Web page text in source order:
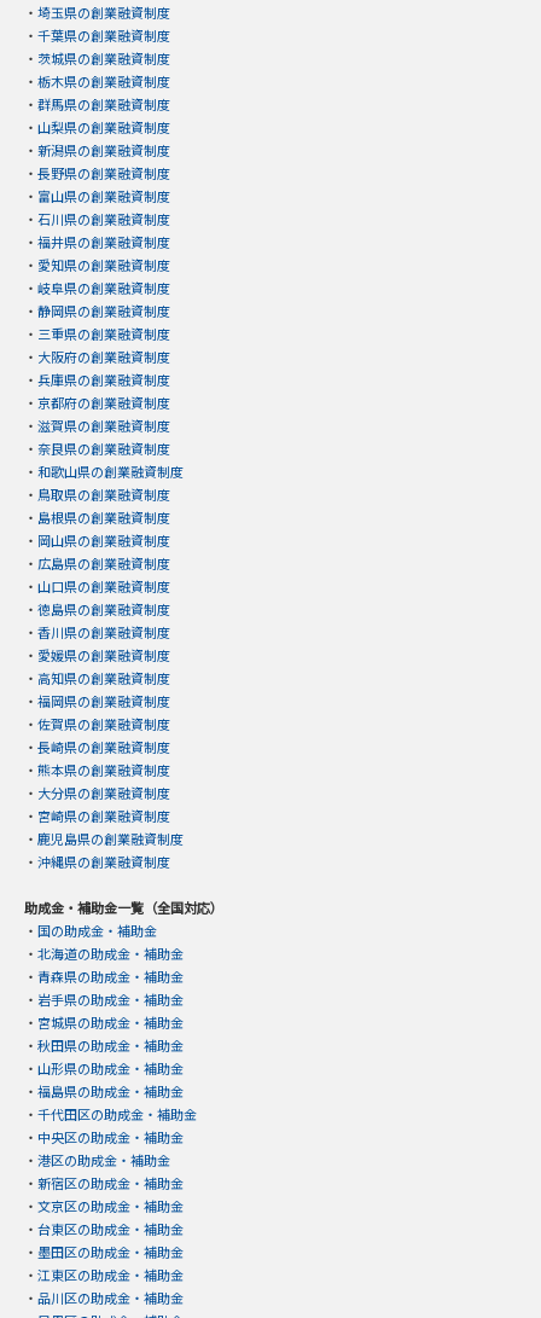
・ 埼玉県の創業融資制度
・ 千葉県の創業融資制度
・ 茨城県の創業融資制度
・ 栃木県の創業融資制度
・ 群馬県の創業融資制度
・ 山梨県の創業融資制度
・ 新潟県の創業融資制度
・ 長野県の創業融資制度
・ 富山県の創業融資制度
・ 石川県の創業融資制度
・ 福井県の創業融資制度
・ 愛知県の創業融資制度
・ 岐阜県の創業融資制度
・ 静岡県の創業融資制度
・ 三重県の創業融資制度
・ 大阪府の創業融資制度
・ 兵庫県の創業融資制度
・ 京都府の創業融資制度
・ 滋賀県の創業融資制度
・ 奈良県の創業融資制度
・ 和歌山県の創業融資制度
・ 鳥取県の創業融資制度
・ 島根県の創業融資制度
・ 岡山県の創業融資制度
・ 広島県の創業融資制度
・ 山口県の創業融資制度
・ 徳島県の創業融資制度
・ 香川県の創業融資制度
・ 愛媛県の創業融資制度
・ 高知県の創業融資制度
・ 福岡県の創業融資制度
・ 佐賀県の創業融資制度
・ 長崎県の創業融資制度
・ 熊本県の創業融資制度
・ 大分県の創業融資制度
・ 宮崎県の創業融資制度
・ 鹿児島県の創業融資制度
・ 沖縄県の創業融資制度
助成金・補助金一覧（全国対応）
・ 国の助成金・補助金
・ 北海道の助成金・補助金
・ 青森県の助成金・補助金
・ 岩手県の助成金・補助金
・ 宮城県の助成金・補助金
・ 秋田県の助成金・補助金
・ 山形県の助成金・補助金
・ 福島県の助成金・補助金
・ 千代田区の助成金・補助金
・ 中央区の助成金・補助金
・ 港区の助成金・補助金
・ 新宿区の助成金・補助金
・ 文京区の助成金・補助金
・ 台東区の助成金・補助金
・ 墨田区の助成金・補助金
・ 江東区の助成金・補助金
・ 品川区の助成金・補助金